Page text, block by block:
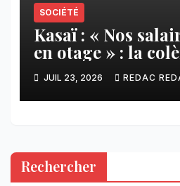
SOCIÉTÉ
Kasaï : « Nos
en otage » : la
contre ADVANS
Tshikapa
JUIL 23, 2026 REDAC
Rechercher